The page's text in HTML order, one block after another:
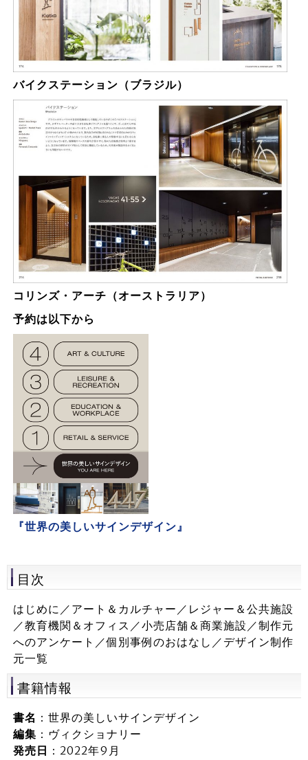
バイクステーション（ブラジル）
コリンズ・アーチ（オーストラリア）
予約は以下から
『世界の美しいサインデザイン』
目次
はじめに／アート＆カルチャー／レジャー＆公共施設
／教育機関＆オフィス／小売店舗＆商業施設／制作元
へのアンケート／個別事例のおはなし／デザイン制作
元一覧
書籍情報
書名 ：世界の美しいサインデザイン
編集 ：ヴィクショナリー
発売日 ：2022年9月